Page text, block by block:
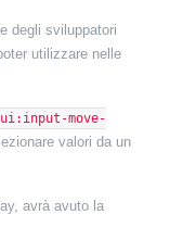
degli sviluppatori
utilizzare nelle
move-
valori da un
avrà avuto la